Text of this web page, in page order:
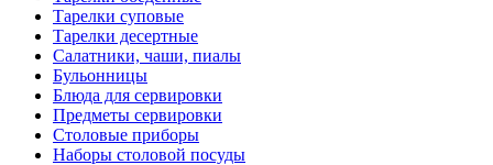
Тарелки суповые
Тарелки десертные
Салатники, чаши, пиалы
Бульонницы
Блюда для сервировки
Предметы сервировки
Столовые приборы
Наборы столовой посуды